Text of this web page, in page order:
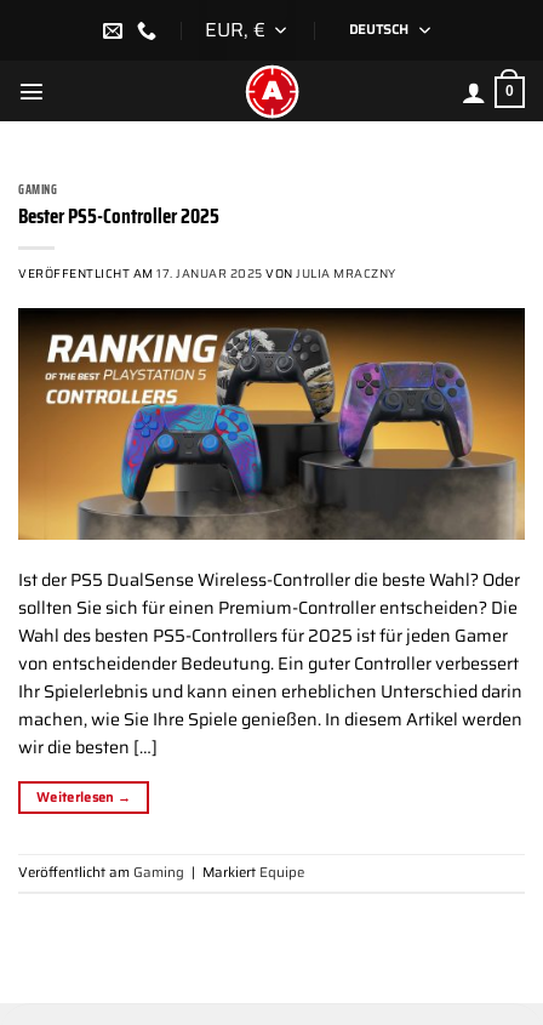
EUR, € DEUTSCH
0
GAMING
Bester PS5-Controller 2025
VERÖFFENTLICHT AM17. JANUAR 2025 VONJULIA MRACZNY
Ist der PS5 DualSense Wireless-Controller die beste Wahl? Oder
sollten Sie sich für einen Premium-Controller entscheiden? Die
Wahl des besten PS5-Controllers für 2025 ist für jeden Gamer
von entscheidender Bedeutung. Ein guter Controller verbessert
Ihr Spielerlebnis und kann einen erheblichen Unterschied darin
machen, wie Sie Ihre Spiele genießen. In diesem Artikel werden
wir die besten […]
Weiterlesen →
Veröffentlicht amGaming | Markiert Equipe